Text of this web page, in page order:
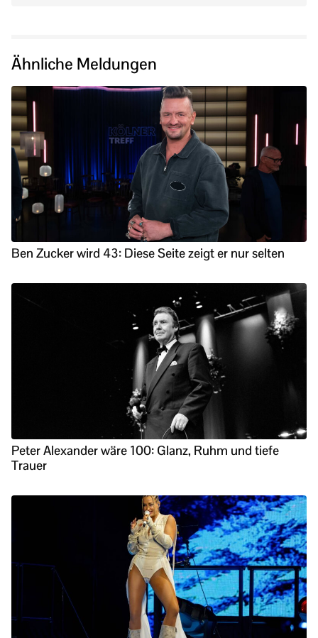
Ähnliche Meldungen
Ben Zucker wird 43: Diese Seite zeigt er nur selten
Peter Alexander wäre 100: Glanz, Ruhm und tiefe
Trauer